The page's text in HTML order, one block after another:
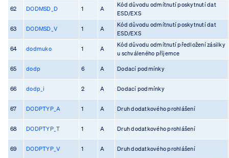
62 DODMSD_D 1 A
Kód důvodu odmítnutí poskytnutí dat
ESD/EXS
63 DODMSD_V 1 A
Kód důvodu odmítnutí poskytnutí dat
ESD/EXS
64 dodmuko 1 A
Kód důvodu odmítnutí předložení zásilky
u schváleného příjemce
65 dodp 6 A Dodací podmínky
66 dodp_i 2 A Dodací podmínky
67 DODPTYP_A 1 A Druh dodatkového prohlášení
68 DODPTYP_T 1 A Druh dodatkového prohlášení
69 DODPTYP_V 1 A Druh dodatkového prohlášení